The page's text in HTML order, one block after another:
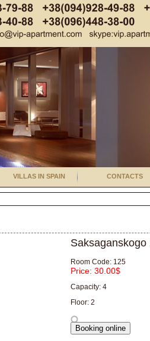
VILLAS IN SPAIN CONTACTS
Saksaganskogo
Room Code: 125
Price: 30.00$
Capacity: 4
Floor: 2